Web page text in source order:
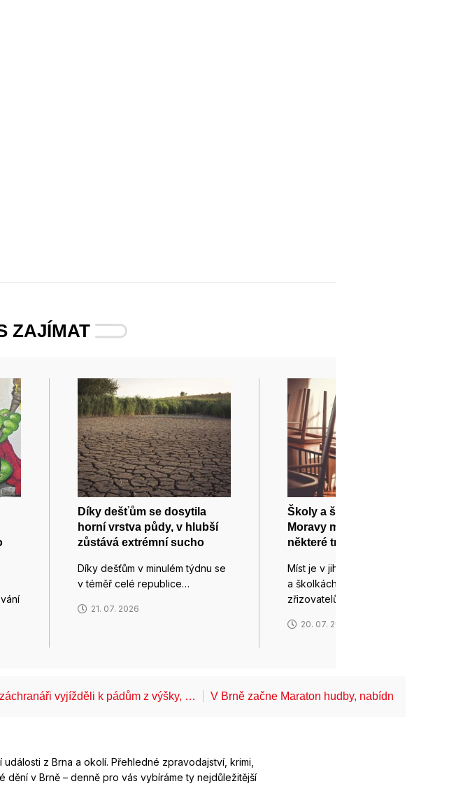
ZAJÍMAT
Díky dešťům se dosytila
horní vrstva půdy, v hlubší
zůstává extrémní sucho
Díky dešťům v minulém týdnu se
v téměř celé republice…
21. 07. 2026
Školy a školky na jihu
Moravy mají dostatek míst,
některé trápí administrativa
Míst je v jihomoravských školách
a školkách podle jejich
zřizovatelů…
20. 07. 2026
vyjížděli k pádům z výšky, … V Brně začne Maraton hudby, nabídne
události z Brna a okolí. Přehledné zpravodajství, krimi,
dění v Brně – denně pro vás vybíráme ty nejdůležitější